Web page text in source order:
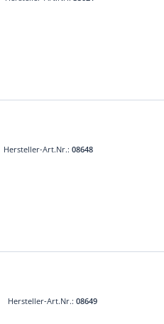
Hersteller-Art.Nr.: 08648
Hersteller-Art.Nr.: 08649